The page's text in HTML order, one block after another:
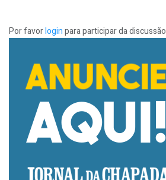
Por favorloginpara participar da discussão